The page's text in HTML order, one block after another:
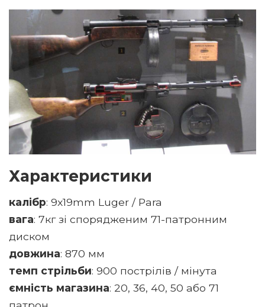
Характеристики
калібр: 9x19mm Luger / Para
вага: 7кг зі спорядженим 71-патронним
диском
довжина: 870 мм
темп стрільби: 900 пострілів / мінутa
ємність магазина: 20, 36, 40, 50 або 71